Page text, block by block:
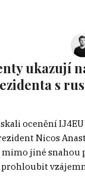
ukazují
s
ocenění
Nicos
mimo jiné